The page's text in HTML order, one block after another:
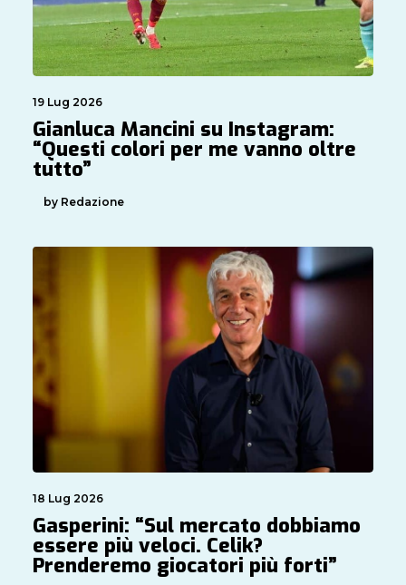
19 Lug 2026
Gianluca Mancini su Instagram:
“Questi colori per me vanno oltre
tutto”
by Redazione
18 Lug 2026
Gasperini: “Sul mercato dobbiamo
essere più veloci. Celik?
Prenderemo giocatori più forti”